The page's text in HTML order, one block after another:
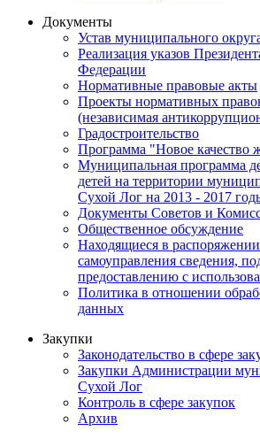
Документы
Устав муниципального
Реализация указов
Федерации
Нормативные правовые акты
Проекты нормативных
(независимая
Градостроительство
Программа "Новое качество
Муниципальная программа
детей на территории
Сухой Лог на 2013 - 2017
Документы Советов и
Общественное обсуждение
Находящиеся в
самоуправления сведения,
предоставлению с
Политика в отношении
данных
Закупки
Законодательство в сфере
Закупки Администрации
Сухой Лог
Контроль в сфере закупок
Архив